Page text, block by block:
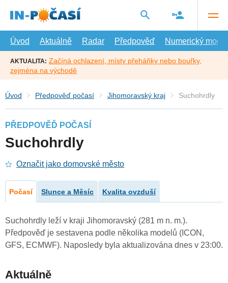
hlavní
Úvod
Aktuálně Radar Předpověď Numerický model
AKTUALITA: Začíná ochlazení, místy přeháňky nebo bouřky,
zejména na východě
Úvod Předpověď počasí Jihomoravský kraj Suchohrdly
PŘEDPOVĚĎ POČASÍ
Suchohrdly
Označit jako domovské město
Počasí Slunce a Měsíc Kvalita ovzduší
Suchohrdly leží v kraji Jihomoravský (281 m n. m.).
Předpověď je sestavena podle několika modelů (ICON,
GFS, ECMWF). Naposledy byla aktualizována dnes v 23:00.
Aktuálně